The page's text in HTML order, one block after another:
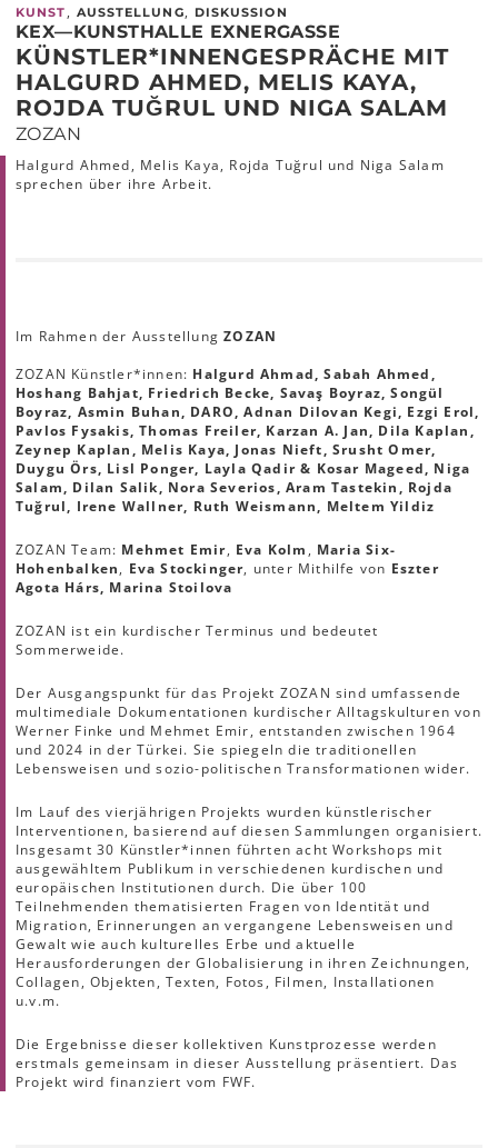
KUNST , AUSSTELLUNG, DISKUSSION
KEX—KUNSTHALLE EXNERGASSE
KÜNSTLER*INNENGESPRÄCHE MIT
HALGURD AHMED, MELIS KAYA,
ROJDA TUĞRUL UND NIGA SALAM
ZOZAN
Halgurd Ahmed, Melis Kaya, Rojda Tuğrul und Niga Salam
sprechen über ihre Arbeit.
Im Rahmen der AusstellungZOZAN
ZOZAN Künstler*innen: Halgurd Ahmad, Sabah Ahmed,
Hoshang Bahjat, Friedrich Becke, Savaş Boyraz, Songül
Boyraz, Asmin Buhan, DARO, Adnan Dilovan Kegi, Ezgi Erol,
Pavlos Fysakis, Thomas Freiler, Karzan A. Jan, Dila Kaplan,
Zeynep Kaplan, Melis Kaya, Jonas Nieft, Srusht Omer,
Duygu Örs, Lisl Ponger, Layla Qadir & Kosar Mageed, Niga
Salam, Dilan Salik, Nora Severios, Aram Tastekin, Rojda
Tuğrul, Irene Wallner, Ruth Weismann, Meltem Yildiz
ZOZAN Team: Mehmet Emir, Eva Kolm , Maria Six-
Hohenbalken, Eva Stockinger, unter Mithilfe von Eszter
Agota Hárs, Marina Stoilova
ZOZAN ist ein kurdischer Terminus und bedeutet
Sommerweide.
Der Ausgangspunkt für das Projekt ZOZAN sind umfassende
multimediale Dokumentationen kurdischer Alltagskulturen von
Werner Finke und Mehmet Emir, entstanden zwischen 1964
und 2024 in der Türkei. Sie spiegeln die traditionellen
Lebensweisen und sozio-politischen Transformationen wider.
Im Lauf des vierjährigen Projekts wurden künstlerischer
Interventionen, basierend auf diesen Sammlungen organisiert.
Insgesamt 30 Künstler*innen führten acht Workshops mit
ausgewähltem Publikum in verschiedenen kurdischen und
europäischen Institutionen durch. Die über 100
Teilnehmenden thematisierten Fragen von Identität und
Migration, Erinnerungen an vergangene Lebensweisen und
Gewalt wie auch kulturelles Erbe und aktuelle
Herausforderungen der Globalisierung in ihren Zeichnungen,
Collagen, Objekten, Texten, Fotos, Filmen, Installationen
u.v.m.
Die Ergebnisse dieser kollektiven Kunstprozesse werden
erstmals gemeinsam in dieser Ausstellung präsentiert. Das
Projekt wird finanziert vom FWF.